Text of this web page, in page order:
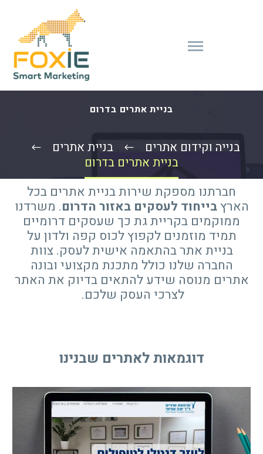
בניית אתרים בדרום
בנייה וקידום אתרים
בניית אתרים
בניית אתרים בדרום
חברתנו מספקת שירות בניית אתרים בכל
הארץבייחוד לעסקים באזור הדרום. משרדנו
ממוקמים בקריית גת כך שעסקים דרומיים
תמיד מוזמנים לקפוץ לכוס קפה ולדון על
בניית אתר בהתאמה אישית לעסק. צוות
החברה שלנו כולל מתכנת מקצועי ובונה
אתרים מנוסה שידע להתאים בדיוק את האתר
לצרכי העסק שלכם.
דוגמאות לאתרים שבנינו